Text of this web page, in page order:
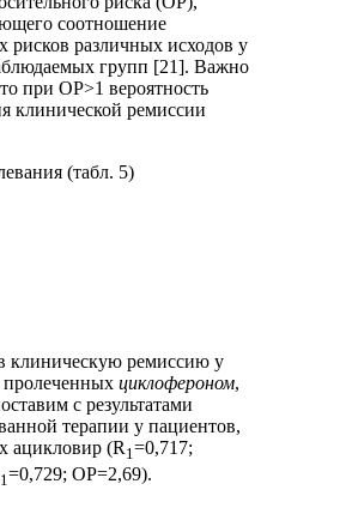
соотношение
рисков различных исходов у
групп [21]. Важно
при ОР>1 вероятность
клинической ремиссии
(табл. 5)
клиническую ремиссию у
пролеченныхциклофероном,
с результатами
терапии у пациентов,
ацикловир (R 1=0,717;
1=0,729; ОР=2,69).